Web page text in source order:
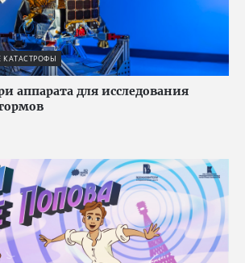
КАТАСТРОФЫ
аппарата для исследования